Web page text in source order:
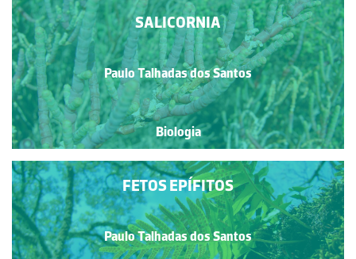
SALICORNIA
Paulo Talhadas dos Santos
Biologia
FETOS EPÍFITOS
Paulo Talhadas dos Santos